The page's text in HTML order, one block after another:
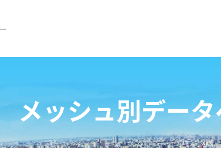
メッシュ別デー